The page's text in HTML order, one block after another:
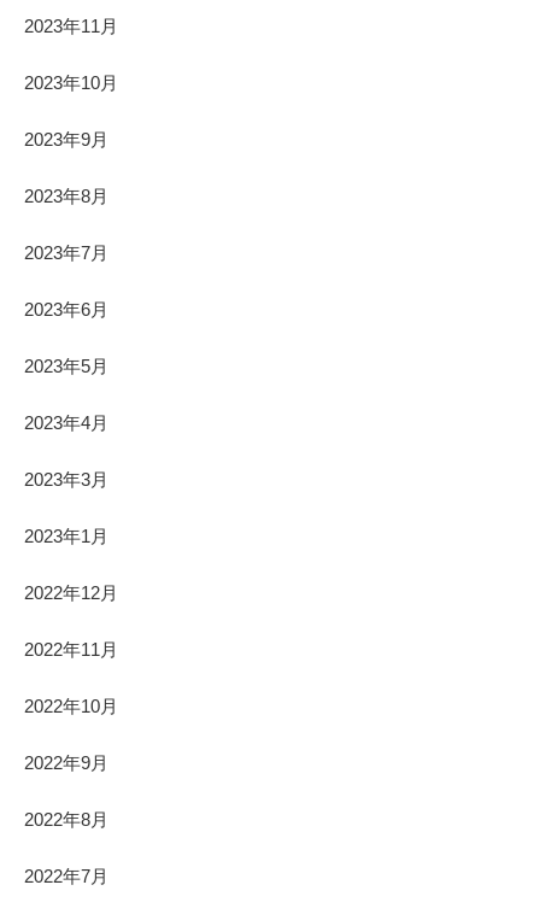
2023年11月
2023年10月
2023年9月
2023年8月
2023年7月
2023年6月
2023年5月
2023年4月
2023年3月
2023年1月
2022年12月
2022年11月
2022年10月
2022年9月
2022年8月
2022年7月